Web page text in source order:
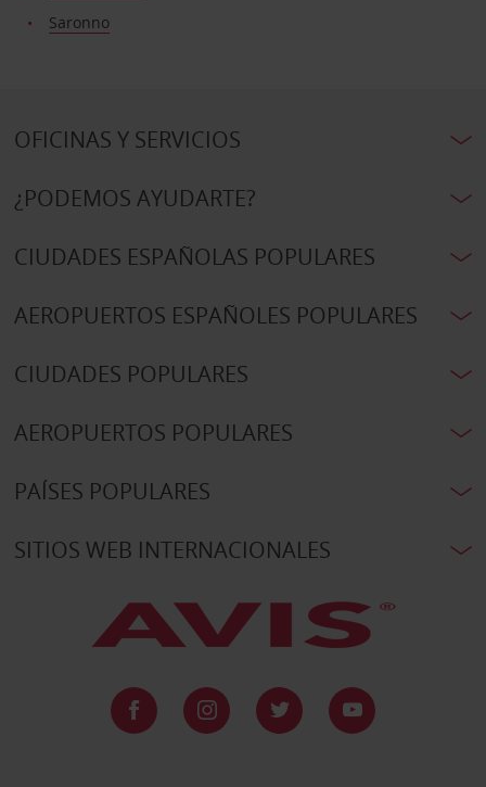
Saronno
OFICINAS Y SERVICIOS
¿PODEMOS AYUDARTE?
CIUDADES ESPAÑOLAS POPULARES
AEROPUERTOS ESPAÑOLES POPULARES
CIUDADES POPULARES
AEROPUERTOS POPULARES
PAÍSES POPULARES
SITIOS WEB INTERNACIONALES